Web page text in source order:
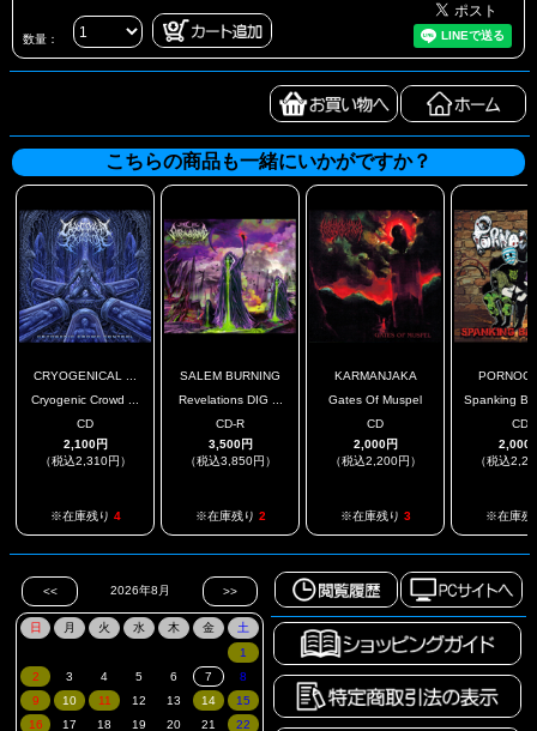
数量：
こちらの商品も一緒にいかがですか？
CRYOGENICAL ...
Cryogenic Crowd ...
CD
2,100円
（税込2,310円）
※在庫残り 4
SALEM BURNING
Revelations DIG ...
CD-R
3,500円
（税込3,850円）
※在庫残り 2
KARMANJAKA
Gates Of Muspel
CD
2,000円
（税込2,200円）
※在庫残り 3
Spanking
CD
2,000
（税込
※在庫残